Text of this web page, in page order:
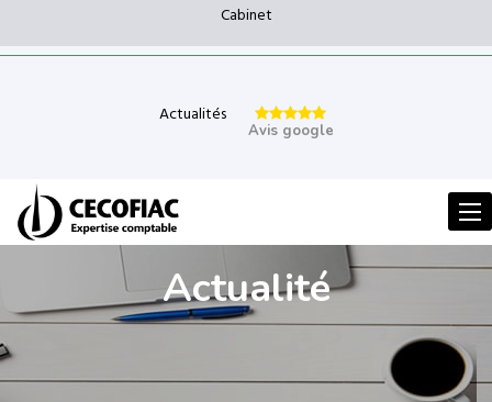
Cabinet
Actualités
Avis google
Actualité